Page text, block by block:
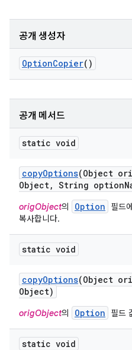
공개 생성자
OptionCopier()
공개 메서드
static void
copyOptions(Object
Object, String option
origObject의 Option 필드
복사합니다.
static void
copyOptions(Object
Object)
origObject의 Option 필드
static void